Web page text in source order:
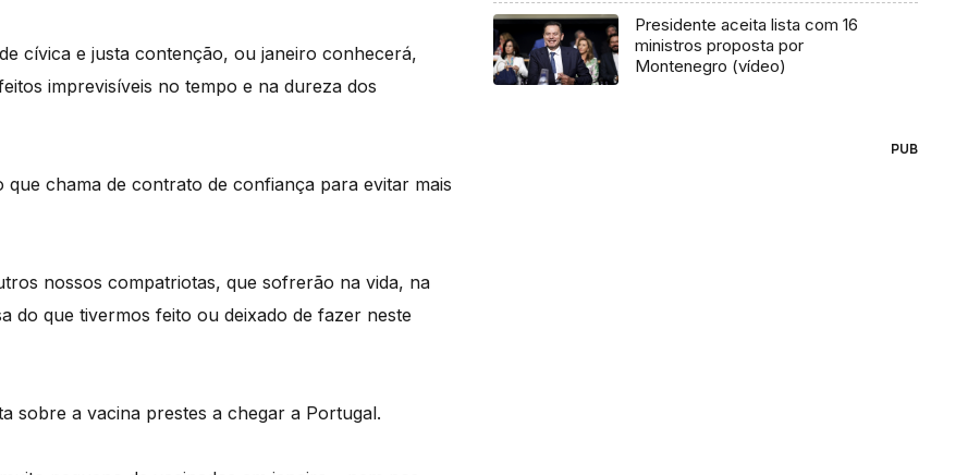
cívica e justa contenção, ou janeiro conhecerá,
imprevisíveis no tempo e na dureza dos
chama de contrato de confiança para evitar mais
nossos compatriotas, que sofrerão na vida, na
do que tivermos feito ou deixado de fazer neste
sobre a vacina prestes a chegar a Portugal.
Presidente aceita lista com 16
ministros proposta por
Montenegro (vídeo)
PUB